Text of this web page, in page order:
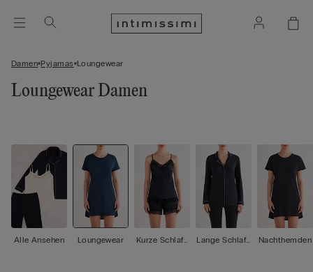
Damen Pyjamas Loungewear
Loungewear Damen
Alle Ansehen Loungewear
Kurze Schlafa
Lange Schlafa
Nachthemden